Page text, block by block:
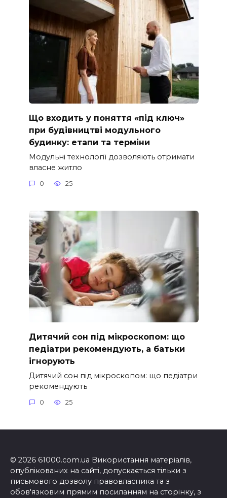
Що входить у поняття «під ключ»
при будівництві модульного
будинку: етапи та терміни
Модульні технології дозволяють отримати
власне житло
0 25
Дитячий сон під мікроскопом: що
педіатри рекомендують, а батьки
ігнорують
Дитячий сон під мікроскопом: що педіатри
рекомендують
0 25
© 2026 61000.com.ua Використання матеріалів,
опублікованих на сайті, допускається тільки з
письмового дозволу правовласника та з
обов'язковим прямим посиланням на сторінку, з